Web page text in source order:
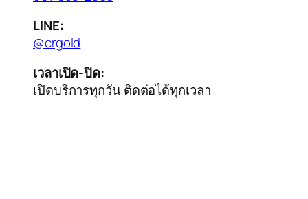
LINE:
@crgold
เวลาเปิด-ปิด:
เปิดบริการทุกวัน ติดต่อได้ทุกเวลา